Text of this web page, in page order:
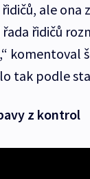
ale
řada řidičů
komentoval
tak podle
z kontrol